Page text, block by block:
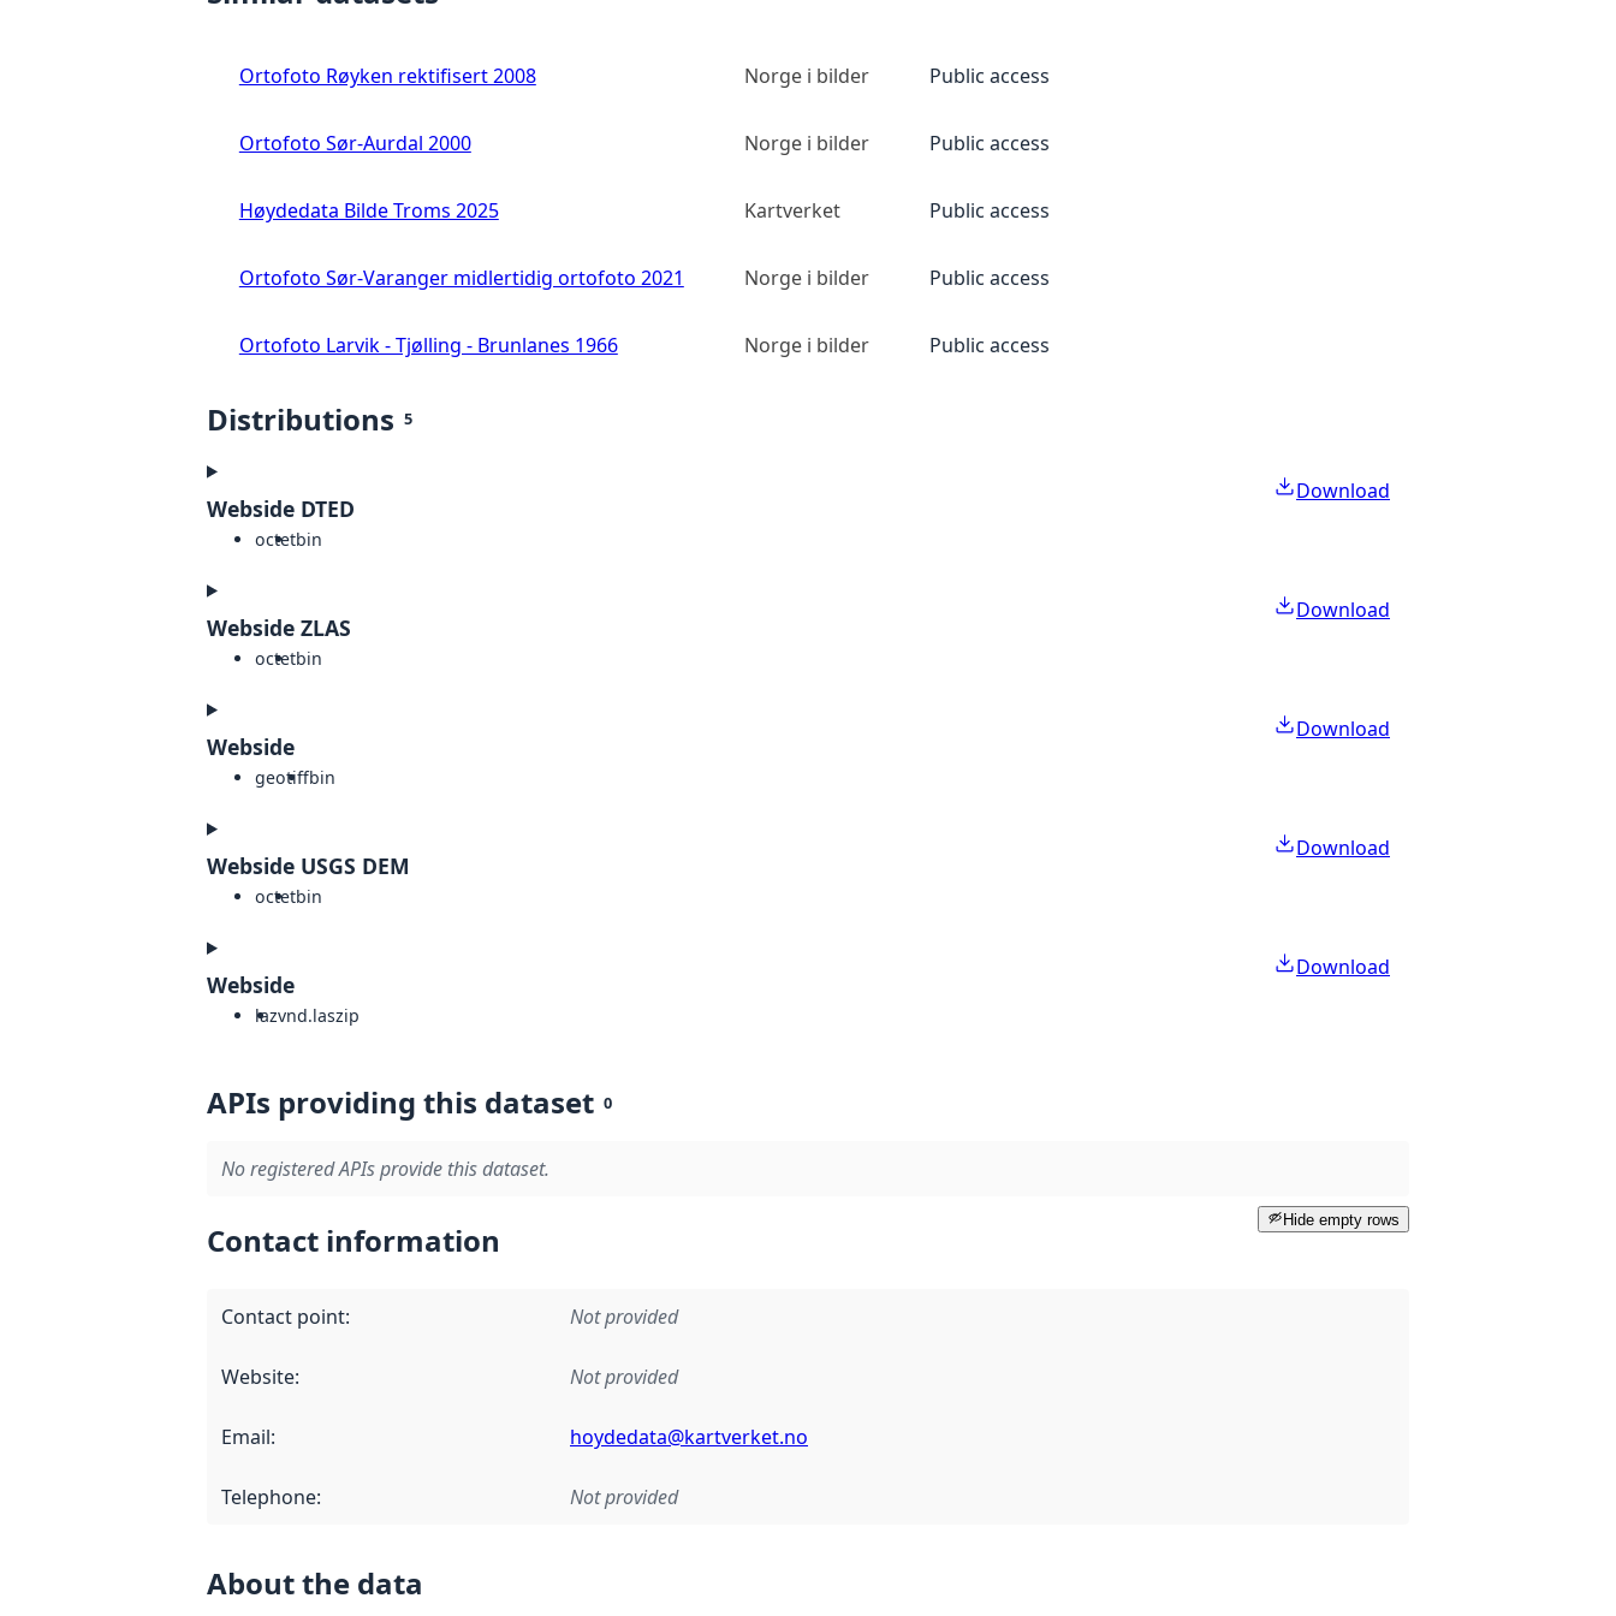
Ortofoto Røyken rektifisert 2008 Norge i bilder Public access
Ortofoto Sør-Aurdal 2000 Norge i bilder Public access
Høydedata Bilde Troms 2025 Kartverket Public access
Ortofoto Sør-Varanger midlertidig ortofoto 2021 Norge i bilder Public access
Ortofoto Larvik - Tjølling - Brunlanes 1966 Norge i bilder Public access
Distributions 5
Webside DTED
octetbin
Download
Webside ZLAS
octetbin
Download
Webside
geotiffbin
Download
Webside USGS DEM
octetbin
Download
Webside
lazvnd.laszip
Download
APIs providing this dataset 0
No registered APIs provide this dataset.
Hide empty rows
Contact information
Contact point: Not provided
Website: Not provided
Email: hoydedata@kartverket.no
Telephone: Not provided
About the data